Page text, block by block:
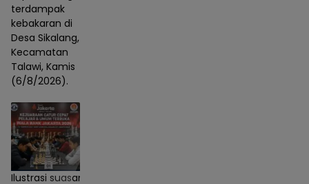
terdampak
kebakaran di
Desa Sikalang,
Kecamatan
Talawi, Kamis
(6/8/2026).
Ilustrasi suasana